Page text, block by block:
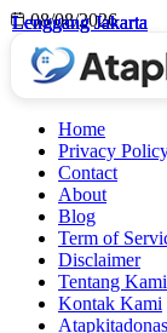
Skip
content
08/08/2026
Home
Privacy
Contact
About
Blog
Term of
Disclaimer
Tentang Kami
Kontak Kami
Lenggang Jakarta
Lenggang Jakarta
Lenggang Jakarta
Lenggang Jakarta